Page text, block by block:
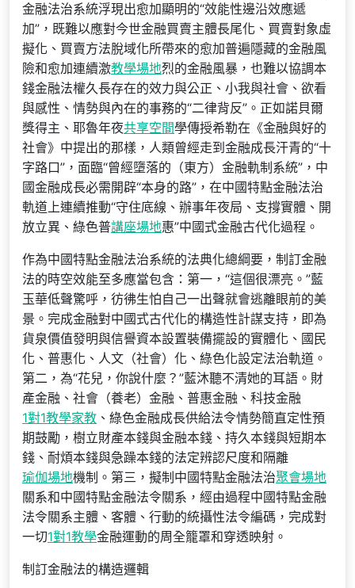
金融法治系統浮現出愈加顯明的“效能性邊沿效應遞
加”，既難以應對今世金融買賣主體長尾化、買賣對象虛
擬化、買賣方法脫域化所帶來的愈加普遍隱藏的金融風
險和愈加連續激教學場地烈的金融風暴，也難以協調本
錢金融法權久長存在的效力與公正、小我與社會、欲看
與感性、情勢與內在的事務的“二律背反”。正如諾貝爾
獎得主、耶魯年夜共享空間學傳授希勒在《金融與好的
社會》中提出的那樣，人類曾經走到金融成長汗青的“十
字路口”，面臨“曾經墮落的（東方）金融軌制系統”，中
國金融成長必需開辟“本身的路”，在中國特點金融法治
軌道上連續推動“守住底線、辦事年夜局、支撐實體、開
放立異、綠色普講座場地惠”中國式金融古代化過程。
作為中國特點金融法治系統的法典化總綱要，制訂金融
法的時空效能至多應當包含：第一，“這個很漂亮。”藍
玉華低聲驚呼，彷彿生怕自己一出聲就會逃離眼前的美
景。完成金融對中國式古代化的構造性計謀支持，即為
貨泉價值發明與信譽資本設置裝備擺設的實體化、國民
化、普惠化、人文（社會）化、綠色化設定法治軌道。
第二，為“花兒，你說什麼？”藍沐聽不清她的耳語。財
產金融、社會（養老）金融、普惠金融、科技金融
1對1教學家教 、綠色金融成長供給法令情勢簡直定性預
期鼓勵，樹立財產本錢與金融本錢、持久本錢與短期本
錢、耐煩本錢與急躁本錢的法定辨認尺度和隔離
瑜伽場地機制。第三，擬制中國特點金融法治聚會場地
關系和中國特點金融法令關系，經由過程中國特點金融
法令關系主體、客體、行動的統攝性法令編碼，完成對
一切1對1教學金融運動的周全籠罩和穿透映射。
制訂金融法的構造邏輯